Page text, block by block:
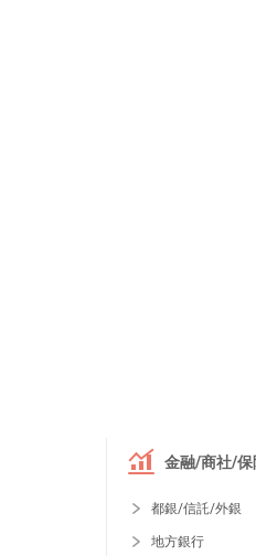
金融/商社/保
都銀/信託/外銀
地方銀行